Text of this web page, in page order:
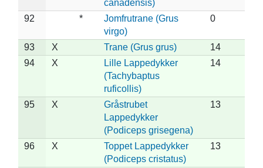
canadensis)
92 *
Jomfrutrane (Grus
virgo)
0
93 X Trane (Grus grus)
14
94
X
Lille Lappedykker
(Tachybaptus
ruficollis)
14
95 X
Gråstrubet
Lappedykker
(Podiceps grisegena)
13
96 X
Toppet Lappedykker
(Podiceps cristatus)
13